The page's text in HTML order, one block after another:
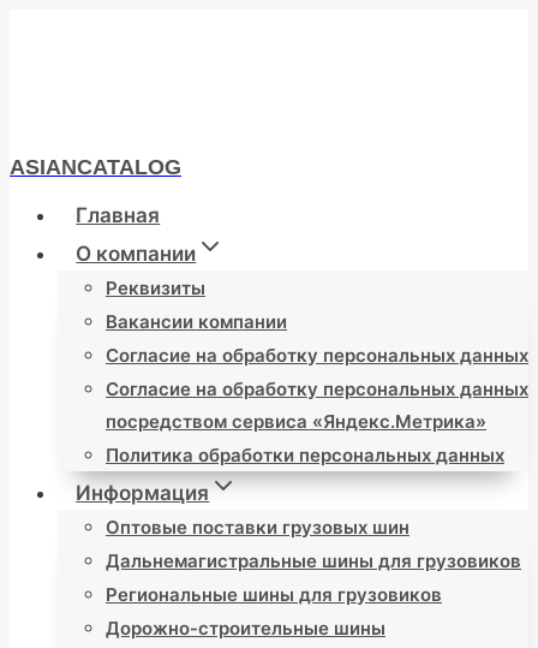
ASIANCATALOG
Главная
О компании
Реквизиты
Вакансии компании
Согласие на обработку персональных данных
Согласие на обработку персональных данных
посредством сервиса «Яндекс.Метрика»
Политика обработки персональных данных
Информация
Оптовые поставки грузовых шин
Дальнемагистральные шины для грузовиков
Региональные шины для грузовиков
Дорожно-строительные шины